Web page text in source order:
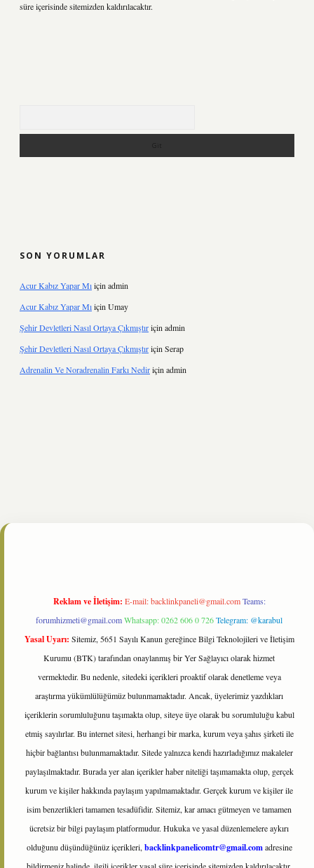
süre içerisinde sitemizden kaldırılacaktır.
SON YORUMLAR
Acur Kabız Yapar Mıiçin admin
Acur Kabız Yapar Mıiçin Umay
Şehir Devletleri Nasıl Ortaya Çıkmıştıriçin admin
Şehir Devletleri Nasıl Ortaya Çıkmıştıriçin Serap
Adrenalin Ve Noradrenalin Farkı Nediriçin admin
Reklam ve İletişim: E-mail:backlinkpaneli@gmail.com Teams:
forumhizmeti@gmail.comWhatsapp: 0262 606 0 726Telegram: @karabul
Yasal Uyarı: Sitemiz, 5651 Sayılı Kanun gereğince Bilgi Teknolojileri ve İletişim
Kurumu (BTK) tarafından onaylanmış bir Yer Sağlayıcı olarak hizmet
vermektedir. Bu nedenle, sitedeki içerikleri proaktif olarak denetleme veya
araştırma yükümlülüğümüz bulunmamaktadır. Ancak, üyelerimiz yazdıkları
içeriklerin sorumluluğunu taşımakta olup, siteye üye olarak bu sorumluluğu kabul
etmiş sayılırlar. Bu internet sitesi, herhangi bir marka, kurum veya şahıs şirketi ile
hiçbir bağlantısı bulunmamaktadır. Sitede yalnızca kendi hazırladığımız makaleler
paylaşılmaktadır. Burada yer alan içerikler haber niteliği taşımamakta olup, gerçek
kurum ve kişiler hakkında paylaşım yapılmamaktadır. Gerçek kurum ve kişiler ile
isim benzerlikleri tamamen tesadüfidir. Sitemiz, kar amacı gütmeyen ve tamamen
ücretsiz bir bilgi paylaşım platformudur. Hukuka ve yasal düzenlemelere aykırı
olduğunu düşündüğünüz içerikleri, backlinkpanelicomtr@gmail.comadresine